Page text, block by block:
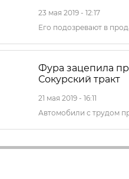
23 мая 2019 - 12:17
Его подозревают в
Фура зацепила
Сокурский тракт
21 мая 2019 - 16:11
Автомобили с трудом